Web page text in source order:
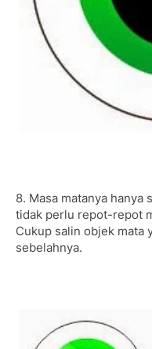
8. Masa matanya hanya
tidak perlu repot-repot
Cukup salin objek mata
sebelahnya.